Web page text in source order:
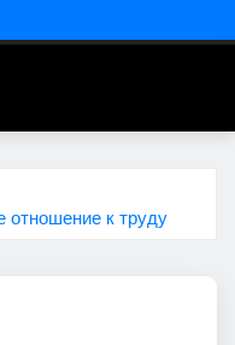
отношение к труду